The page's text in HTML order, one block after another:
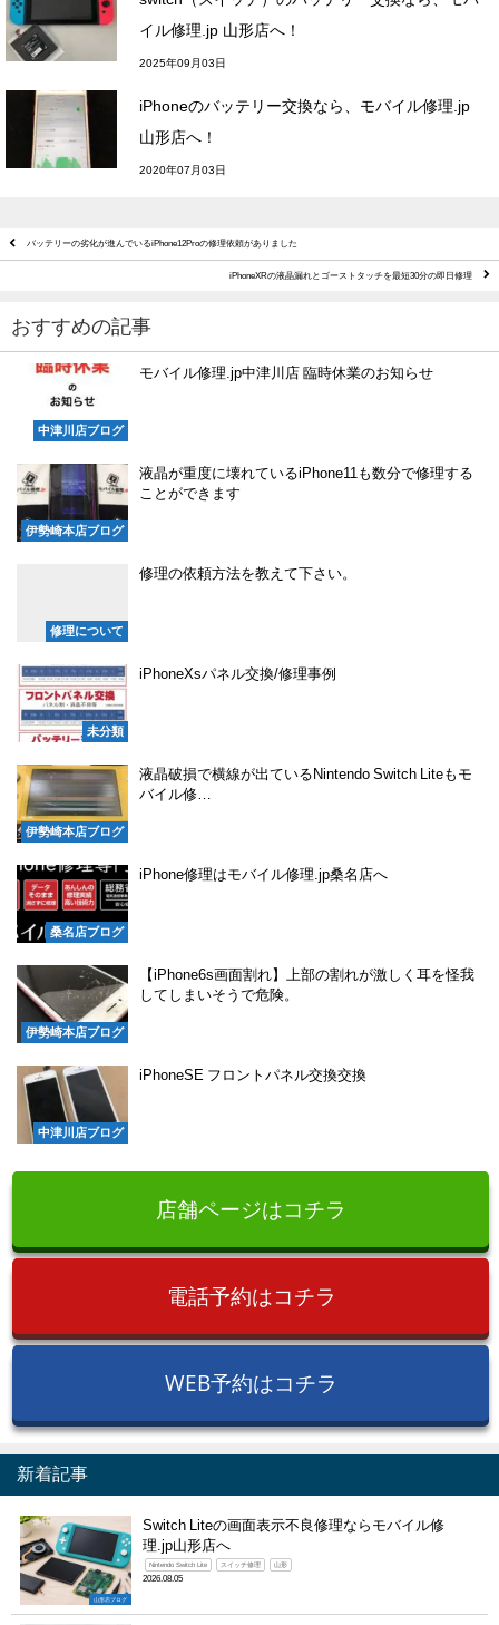
イル修理.jp 山形店へ！
2025年09月03日
iPhoneのバッテリー交換なら、モバイル修理.jp
山形店へ！
2020年07月03日
バッテリーの劣化が進んでいるiPhone12Proの修理依頼がありました
iPhoneXRの液晶漏れとゴーストタッチを最短30分の即日修理
おすすめの記事
中津川店ブログ
モバイル修理.jp中津川店 臨時休業のお知らせ
伊勢崎本店ブログ
液晶が重度に壊れているiPhone11も数分で修理する
ことができます
修理について
修理の依頼方法を教えて下さい。
未分類
iPhoneXsパネル交換/修理事例
伊勢崎本店ブログ
液晶破損で横線が出ているNintendo Switch Liteもモ
バイル修…
桑名店ブログ
iPhone修理はモバイル修理.jp桑名店へ
伊勢崎本店ブログ
【iPhone6s画面割れ】上部の割れが激しく耳を怪我
してしまいそうで危険。
中津川店ブログ
iPhoneSE フロントパネル交換交換
店舗ページはコチラ
電話予約はコチラ
WEB予約はコチラ
新着記事
山形店ブログ
Switch Liteの画面表示不良修理ならモバイル修
理.jp山形店へ
Nintendo Switch Lite スイッチ修理 山形
2026.08.05